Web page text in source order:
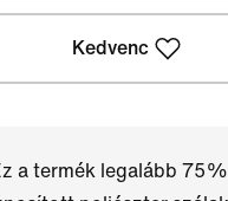
Kedvenc
a termék legalább